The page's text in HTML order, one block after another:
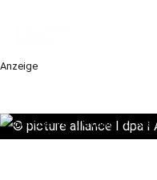
Anzeige
© picture alliance I dpa I